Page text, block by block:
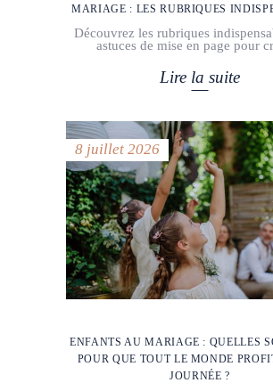
MARIAGE : LES RUBRIQUES
Découvrez les rubriques
astuces de mise en page pour
Lire la suite
8 juillet 2026
ENFANTS AU MARIAGE : QUELLES
POUR QUE TOUT LE MONDE
JOURNÉE ?